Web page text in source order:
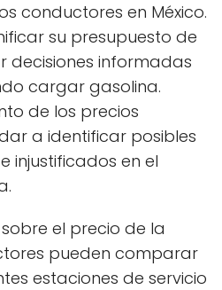
conductores en México.
su presupuesto de
decisiones informadas
cargar gasolina.
de los precios
a identificar posibles
injustificados en el
el precio de la
pueden comparar
estaciones de servicio